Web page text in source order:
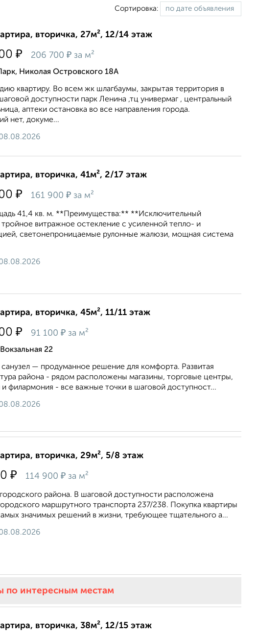
Сортировка:
вторичка, 27м², 12/14 этаж
₽ 206 700 ₽ за м²
Николая Островского 18А
квартиру. Во всем жк шлагбаумы, закрытая территория в
доступности парк Ленина ,тц универмаг , центральный
аптеки остановка во все направления города.
нет, докуме...
вторичка, 41м², 2/17 этаж
₽ 161 900 ₽ за м²
41,4 кв. м. **Прeимущеcтвa:** **Иcключитeльный
витражноe остеклeние c уcилeнной теплo- и
свeтoнепроницаемые pулонные жaлюзи, мощная cистемa
вторичка, 45м², 11/11 этаж
₽ 91 100 ₽ за м²
22
санузел — продуманное решение для комфорта. Развитая
района - рядом расположены магазины, торговые центры,
и филармония - все важные точки в шаговой доступност...
вторичка, 29м², 5/8 этаж
₽ 114 900 ₽ за м²
района. В шаговой доступности расположена
маршрутного транспорта 237/238. Покупка квартиры
значимых решений в жизни, требующее тщательного а...
по интересным местам
вторичка, 38м², 12/15 этаж